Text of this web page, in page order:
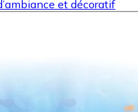
et décoratif